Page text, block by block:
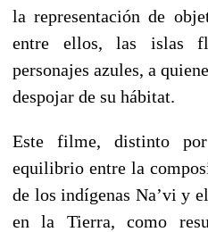
la representación de
entre ellos, las islas
personajes azules, a
despojar de su hábitat.
Este filme, distinto
equilibrio entre la
de los indígenas Na’vi y
en la Tierra, como